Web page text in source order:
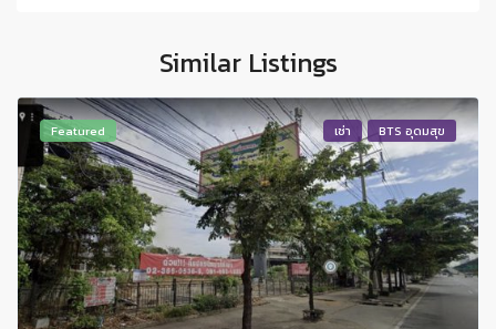
Similar Listings
Featured เช่า BTS อุดมสุข